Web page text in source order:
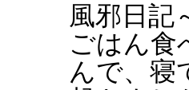
風邪日記
ごはん食
んで、寝